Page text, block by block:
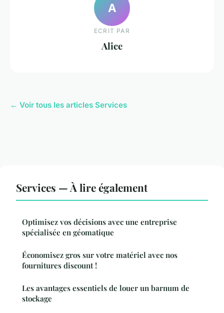
A
ECRIT PAR
Alice
← Voir tous les articles Services
Services — À lire également
Optimisez vos décisions avec une entreprise
spécialisée en géomatique
Économisez gros sur votre matériel avec nos
fournitures discount !
Les avantages essentiels de louer un barnum de
stockage